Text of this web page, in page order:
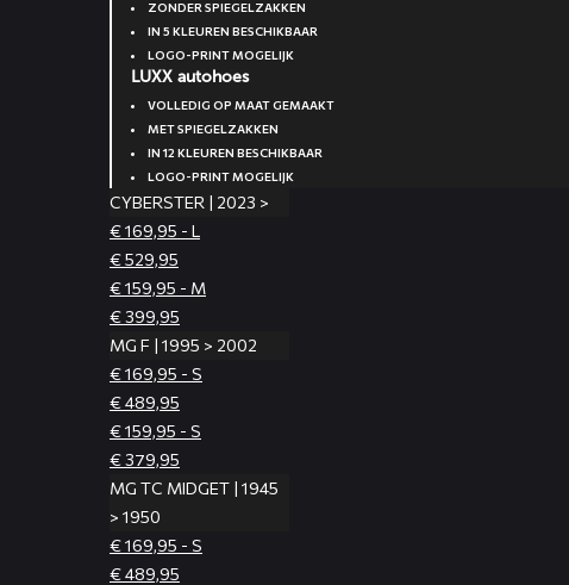
ZONDER SPIEGELZAKKEN
IN 5 KLEUREN BESCHIKBAAR
LOGO-PRINT MOGELIJK
LUXX autohoes
VOLLEDIG OP MAAT GEMAAKT
MET SPIEGELZAKKEN
IN 12 KLEUREN BESCHIKBAAR
LOGO-PRINT MOGELIJK
CYBERSTER | 2023 >
€ 169,95 - L
€ 529,95
€ 159,95 - M
€ 399,95
MG F | 1995 > 2002
€ 169,95 - S
€ 489,95
€ 159,95 - S
€ 379,95
MG TC MIDGET | 1945
> 1950
€ 169,95 - S
€ 489,95